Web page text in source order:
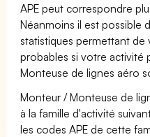
APE peut correspondre
Néanmoins il est possible
statistiques permettant de
probables si votre activité
Monteuse de lignes aéro
Monteur / Monteuse de
à la famille d'activité
les codes APE de cette